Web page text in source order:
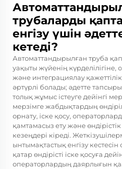
трубаларды
енгізу үшін
кетеді?
Автоматтандырылған труба
уақыты жүйенің күрделілігіне,
және интеграциялау
әртүрлі болады; әдетте
толық жұмыс істеуге дейінгі
мерзімге жабдықтардың
орнату, іске қосу,
қамтамасыз ету және
кезеңдері кіреді.
ынтымақтастық енгізу
қатар өндірісті іске қосуға
операторлардың даярлығын